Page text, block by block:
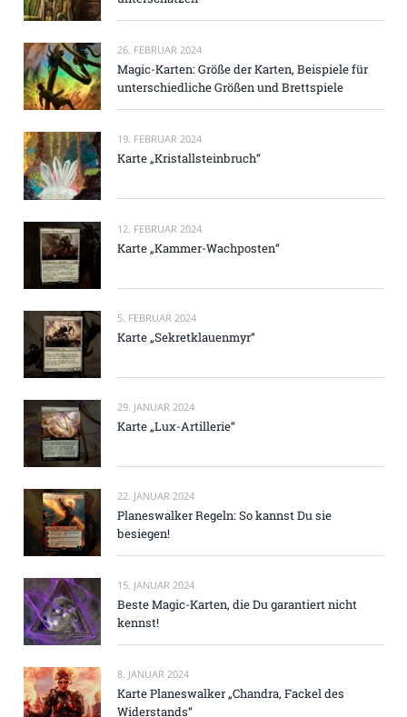
26. FEBRUAR 2024
Magic-Karten: Größe der Karten, Beispiele für
unterschiedliche Größen und Brettspiele
19. FEBRUAR 2024
Karte „Kristallsteinbruch“
12. FEBRUAR 2024
Karte „Kammer-Wachposten“
5. FEBRUAR 2024
Karte „Sekretklauenmyr“
29. JANUAR 2024
Karte „Lux-Artillerie“
22. JANUAR 2024
Planeswalker Regeln: So kannst Du sie
besiegen!
15. JANUAR 2024
Beste Magic-Karten, die Du garantiert nicht
kennst!
8. JANUAR 2024
Karte Planeswalker „Chandra, Fackel des
Widerstands“